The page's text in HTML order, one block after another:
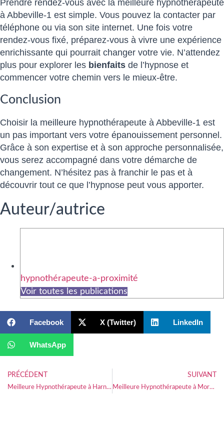
Prendre rendez-vous avec la meilleure hypnothérapeute
à Abbeville-1 est simple. Vous pouvez la contacter par
téléphone ou via son site internet. Une fois votre
rendez-vous fixé, préparez-vous à vivre une expérience
enrichissante qui pourrait changer votre vie. N’attendez
plus pour explorer les bienfaits de l’hypnose et
commencer votre chemin vers le mieux-être.
Conclusion
Choisir la meilleure hypnothérapeute à Abbeville-1 est
un pas important vers votre épanouissement personnel.
Grâce à son expertise et à son approche personnalisée,
vous serez accompagné dans votre démarche de
changement. N’hésitez pas à franchir le pas et à
découvrir tout ce que l’hypnose peut vous apporter.
Auteur/autrice
hypnothérapeute-a-proximité
Voir toutes les publications
Facebook X (Twitter) LinkedIn
WhatsApp
PRÉCÉDENT
Meilleure Hypnothérapeute à Harnes
SUIVANT
Meilleure Hypnothérapeute à Moreuil